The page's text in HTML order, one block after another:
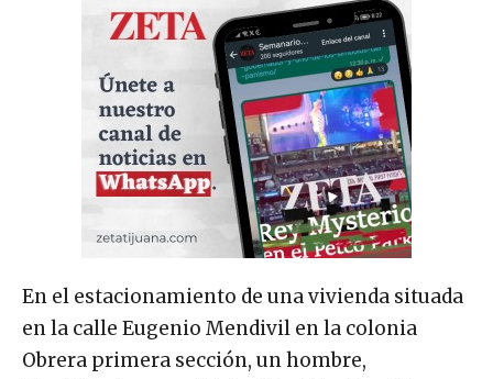
En el estacionamiento de una vivienda situada
en la calle Eugenio Mendivil en la colonia
Obrera primera sección, un hombre,